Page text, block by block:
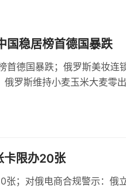
国稳居榜首德国暴跌
首德国暴跌；俄罗斯美妆连
罗斯维持小麦玉米大麦零
卡限办20张
张；对俄电商合规警示：俄